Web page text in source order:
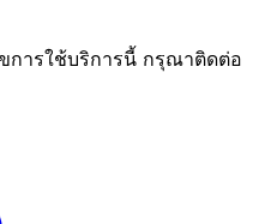
การใช้บริการนี้ กรุณาติดต่อ